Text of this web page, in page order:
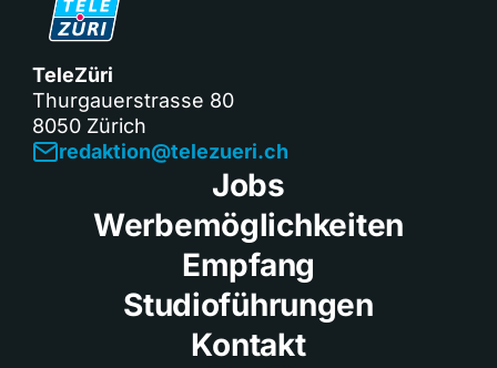
TeleZüri
Thurgauerstrasse 80
8050 Zürich
redaktion@telezueri.ch
Jobs
Werbemöglichkeiten
Empfang
Studioführungen
Kontakt